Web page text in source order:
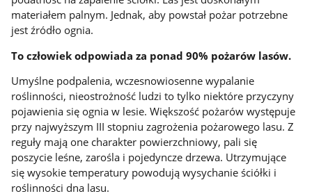
materiałem palnym. Jednak, aby powstał pożar potrzebne
jest źródło ognia.
To człowiek odpowiada za ponad 90% pożarów lasów.
Umyślne podpalenia, wczesnowiosenne wypalanie
roślinności, nieostrożność ludzi to tylko niektóre przyczyny
pojawienia się ognia w lesie. Większość pożarów występuje
przy najwyższym III stopniu zagrożenia pożarowego lasu. Z
reguły mają one charakter powierzchniowy, pali się
poszycie leśne, zarośla i pojedyncze drzewa. Utrzymujące
się wysokie temperatury powodują wysychanie ściółki i
roślinności dna lasu.